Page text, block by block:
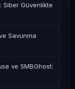
Siber Güvenlikte
Savunma
ve SMBGhost: